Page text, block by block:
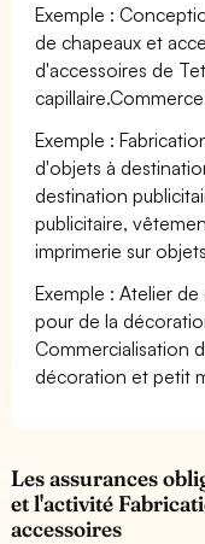
Exemple :
de chapeaux et
d'accessoires de
Exemple :
d'objets à
destination
publicitaire,
imprimerie sur
Exemple : Atelier
pour de la
Commercialisation
décoration et petit
Les assurances
et l'activité
accessoires